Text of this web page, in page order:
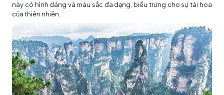
này có hình dáng và màu sắc đa dạng, biểu trưng cho sự tài hoa
của thiên nhiên.